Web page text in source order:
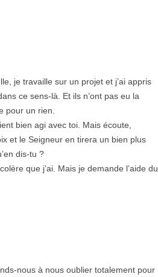
je travaille sur un projet et j’ai appris
ce sens-là. Et ils n’ont pas eu la
pour un rien.
bien agi avec toi. Mais écoute,
et le Seigneur en tirera un bien plus
dis-tu ?
que j’ai. Mais je demande l’aide du
nous à nous oublier totalement pour